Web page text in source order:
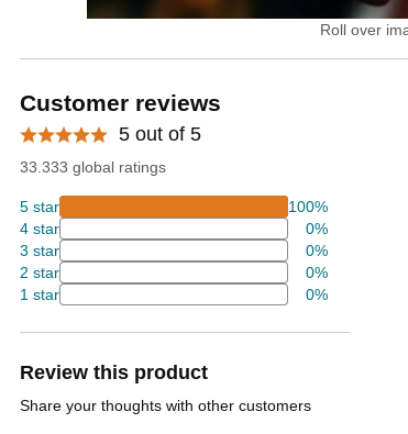
Roll over
Customer reviews
5 out of 5
33.333 global ratings
5 star
100%
4 star
0%
3 star
0%
2 star
0%
1 star
0%
Review this product
Share your thoughts with other customers